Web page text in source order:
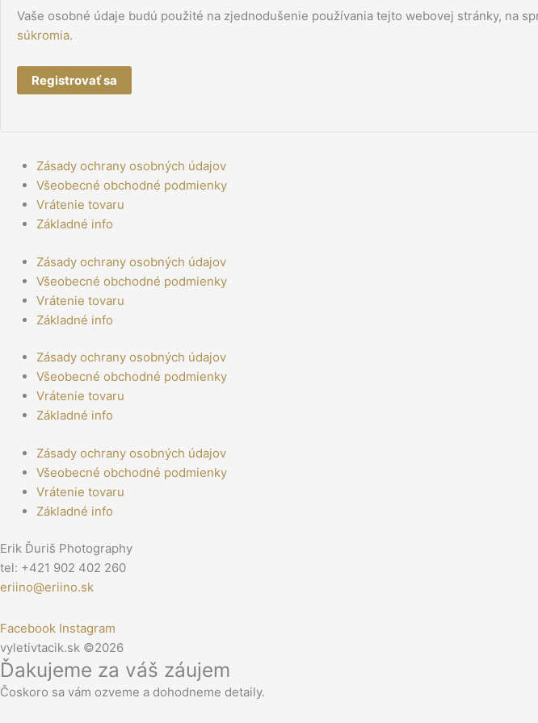
Vaše osobné údaje budú použité na zjednodušenie používania tejto webovej stránky, na
súkromia.
Registrovať sa
Zásady ochrany osobných údajov
Všeobecné obchodné podmienky
Vrátenie tovaru
Základné info
Zásady ochrany osobných údajov
Všeobecné obchodné podmienky
Vrátenie tovaru
Základné info
Zásady ochrany osobných údajov
Všeobecné obchodné podmienky
Vrátenie tovaru
Základné info
Zásady ochrany osobných údajov
Všeobecné obchodné podmienky
Vrátenie tovaru
Základné info
Erik Ďuriš Photography
tel: +421 902 402 260
eriino@eriino.sk
Facebook Instagram
vyletivtacik.sk ©2026
Ďakujeme za váš záujem
Čoskoro sa vám ozveme a dohodneme detaily.